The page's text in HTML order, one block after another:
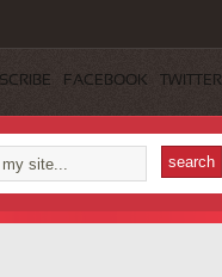
FACEBOOK TWITTER